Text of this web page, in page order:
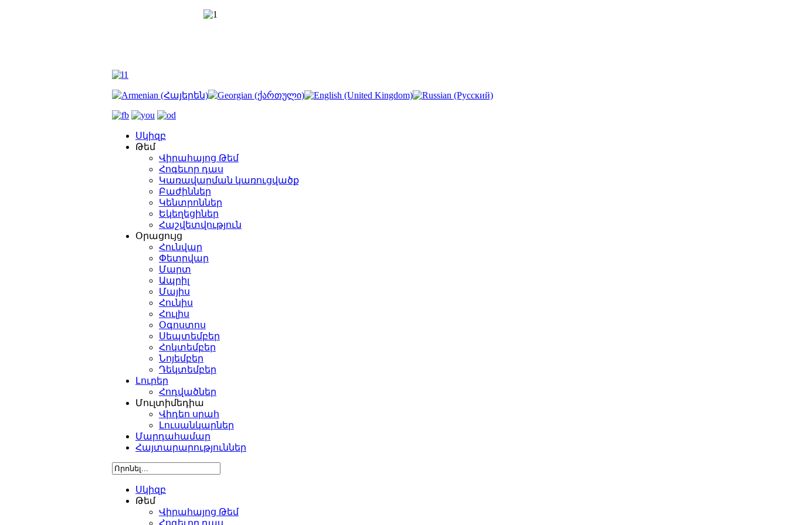
Սկիզբ
Թեմ
Վիրահայոց Թեմ
Հոգեւոր դաս
Կառավարման կառուցվածք
Բաժիններ
Կենտրոններ
Եկեղեցիներ
Հաշվետվություն
Օրացույց
Հունվար
Փետրվար
Մարտ
Ապրիլ
Մայիս
Հունիս
Հուլիս
Օգոստոս
Սեպտեմբեր
Հոկտեմբեր
Նոյեմբեր
Դեկտեմբեր
Լուրեր
Հոդվածներ
Մուլտիմեդիա
Վիդեո սրահ
Լուսանկարներ
Մարդահամար
Հայտարարություններ
Սկիզբ
Թեմ
Վիրահայոց Թեմ
Հոգեւոր դաս